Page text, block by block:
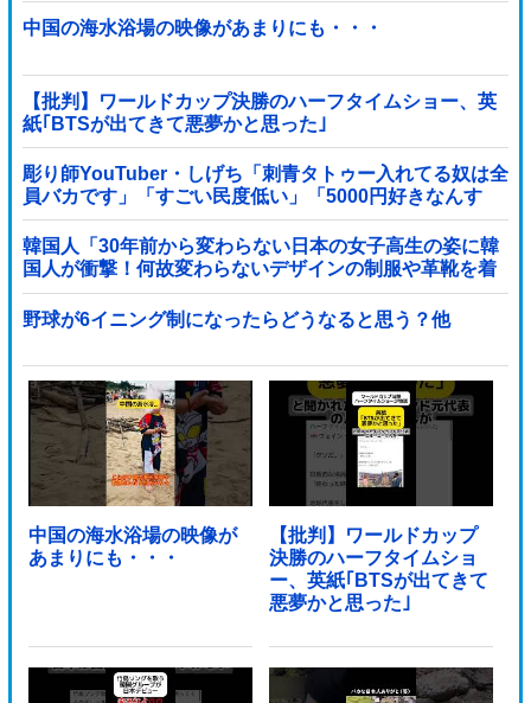
中国の海水浴場の映像があまりにも・・・
【批判】ワールドカップ決勝のハーフタイムショー、英
紙｢BTSが出てきて悪夢かと思った｣
彫り師YouTuber・しげち「刺青タトゥー入れてる奴は全
員バカです」「すごい民度低い」「5000円好きなんす
よ、バカって」
韓国人「30年前から変わらない日本の女子高生の姿に韓
国人が衝撃！何故変わらないデザインの制服や革靴を着
用し続けるのか？」
野球が6イニング制になったらどうなると思う？他
中国の海水浴場の映像が
あまりにも・・・
【批判】ワールドカップ
決勝のハーフタイムショ
ー、英紙｢BTSが出てきて
悪夢かと思った｣